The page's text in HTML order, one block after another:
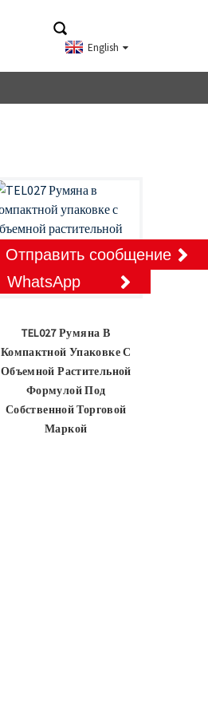
English
TEL027 Румяна В
Компактной Упаковке С
Объемной Растительной
Формулой Под
Собственной Торговой
Маркой
Отправить сообщение
WhatsApp